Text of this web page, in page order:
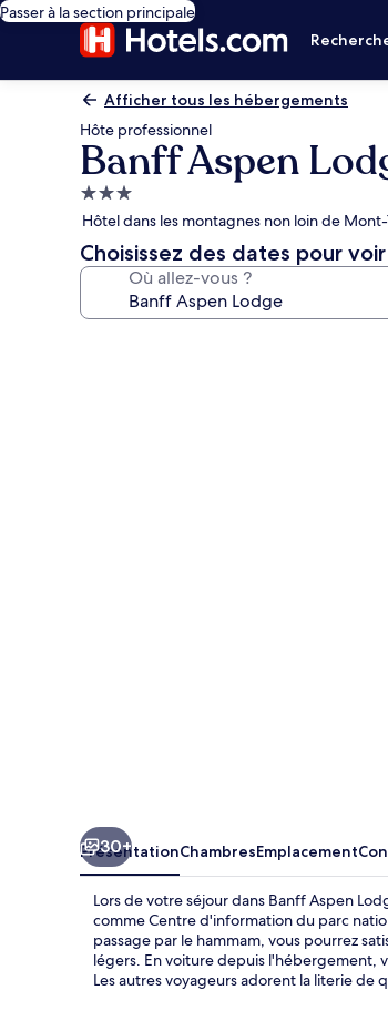
Passer à la section principale
Afficher tous les hébergements
Hôte professionnel
Banff Aspen
Hébergement
3.0 étoiles
Hôtel dans les montagnes non loin de
Choisissez des dates pour
Où allez-vous ?
30+
PrésentationChambresEmplacement
Lors de votre séjour dans Banff Aspen
comme Centre d'information du parc
passage par le hammam, vous pourrez
légers. En voiture depuis l'hébergement,
Les autres voyageurs adorent la literie de